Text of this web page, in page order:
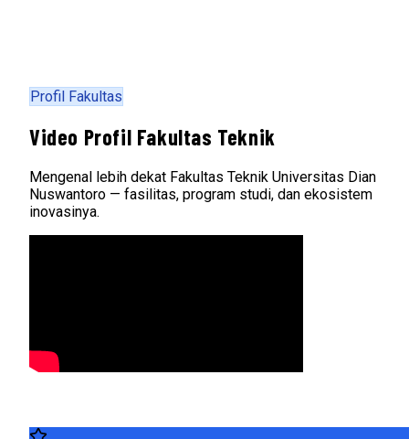
Profil Fakultas
Video Profil Fakultas Teknik
Mengenal lebih dekat Fakultas Teknik Universitas Dian
Nuswantoro — fasilitas, program studi, dan ekosistem
inovasinya.